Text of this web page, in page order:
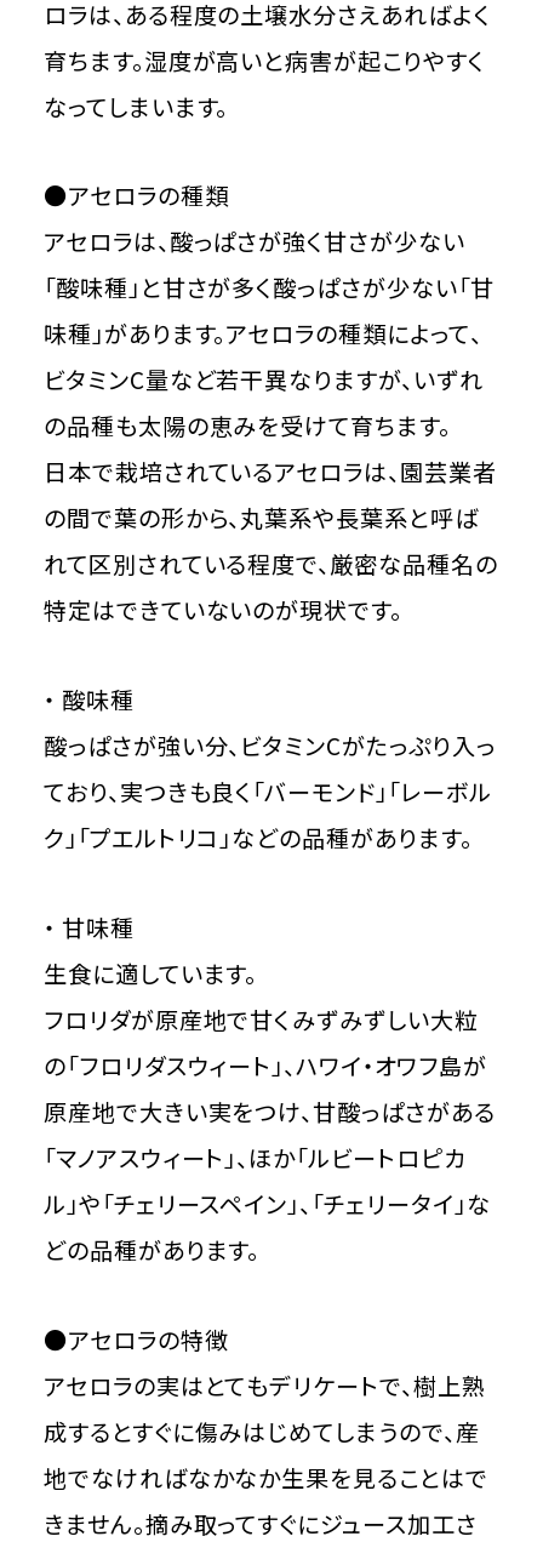
ロラは、ある程度の土壌水分さえあればよく
育ちます。湿度が高いと病害が起こりやすく
なってしまいます。
●アセロラの種類
アセロラは、酸っぱさが強く甘さが少ない
「酸味種」と甘さが多く酸っぱさが少ない「甘
味種」があります。アセロラの種類によって、
ビタミンC量など若干異なりますが、いずれ
の品種も太陽の恵みを受けて育ちます。
日本で栽培されているアセロラは、園芸業者
の間で葉の形から、丸葉系や長葉系と呼ば
れて区別されている程度で、厳密な品種名の
特定はできていないのが現状です。
・ 酸味種
酸っぱさが強い分、ビタミンCがたっぷり入っ
ており、実つきも良く「バーモンド」「レーボル
ク」「プエルトリコ」などの品種があります。
・ 甘味種
生食に適しています。
フロリダが原産地で甘くみずみずしい大粒
の「フロリダスウィート」、ハワイ・オワフ島が
原産地で大きい実をつけ、甘酸っぱさがある
「マノアスウィート」、ほか「ルビートロピカ
ル」や「チェリースペイン」、「チェリータイ」な
どの品種があります。
●アセロラの特徴
アセロラの実はとてもデリケートで、樹上熟
成するとすぐに傷みはじめてしまうので、産
地でなければなかなか生果を見ることはで
きません。摘み取ってすぐにジュース加工さ